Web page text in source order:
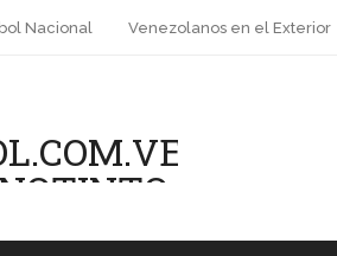
Nacional Venezolanos en el Exterior